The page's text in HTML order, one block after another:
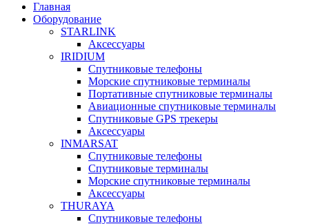
Главная
Оборудование
STARLINK
Аксессуары
IRIDIUM
Спутниковые телефоны
Морские спутниковые терминалы
Портативные спутниковые терминалы
Авиационные спутниковые терминалы
Спутниковые GPS трекеры
Аксессуары
INMARSAT
Спутниковые телефоны
Спутниковые терминалы
Морские спутниковые терминалы
Аксессуары
THURAYA
Спутниковые телефоны